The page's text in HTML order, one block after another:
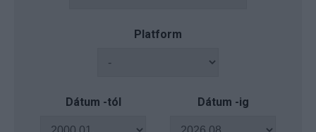
Platform
Dátum -tól Dátum -ig